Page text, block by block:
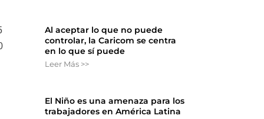
Al aceptar lo que no puede
controlar, la Caricom se centra
en lo que sí puede
Leer Más >>
El Niño es una amenaza para los
trabajadores en América Latina